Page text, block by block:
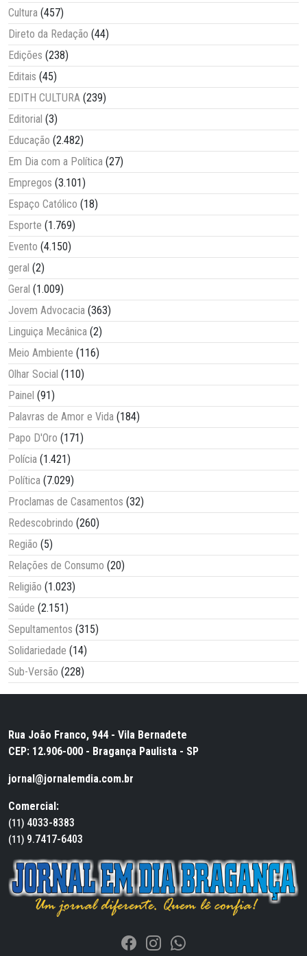
Cultura (457)
Direto da Redação (44)
Edições (238)
Editais (45)
EDITH CULTURA (239)
Editorial (3)
Educação (2.482)
Em Dia com a Política (27)
Empregos (3.101)
Espaço Católico (18)
Esporte (1.769)
Evento (4.150)
geral (2)
Geral (1.009)
Jovem Advocacia (363)
Linguiça Mecânica (2)
Meio Ambiente (116)
Olhar Social (110)
Painel (91)
Palavras de Amor e Vida (184)
Papo D'Oro (171)
Polícia (1.421)
Política (7.029)
Proclamas de Casamentos (32)
Redescobrindo (260)
Região (5)
Relações de Consumo (20)
Religião (1.023)
Saúde (2.151)
Sepultamentos (315)
Solidariedade (14)
Sub-Versão (228)
Rua João Franco, 944 - Vila Bernadete
CEP: 12.906-000 - Bragança Paulista - SP
jornal@jornalemdia.com.br
Comercial:
(11) 4033-8383
(11) 9.7417-6403